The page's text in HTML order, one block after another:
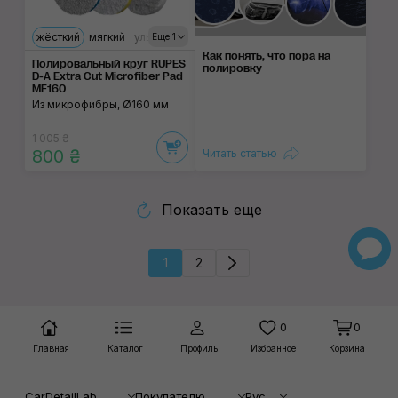
Еще 1
жёсткий мягкий ультрамягкий
Полировальный круг RUPES
D-A Extra Cut Microfiber Pad
MF160
Из микрофибры, Ø160 мм
1 005 ₴
800 ₴
Как понять, что пора на
полировку
Читать статью
Показать еще
1 2
Главная Каталог Профиль
0
Избранное
0
Корзина